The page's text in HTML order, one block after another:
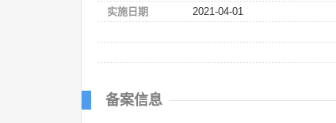
实施日期
2021-04-01
备案信息